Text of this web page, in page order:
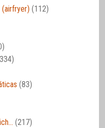
(airfryer) (112)
(83)
(217)